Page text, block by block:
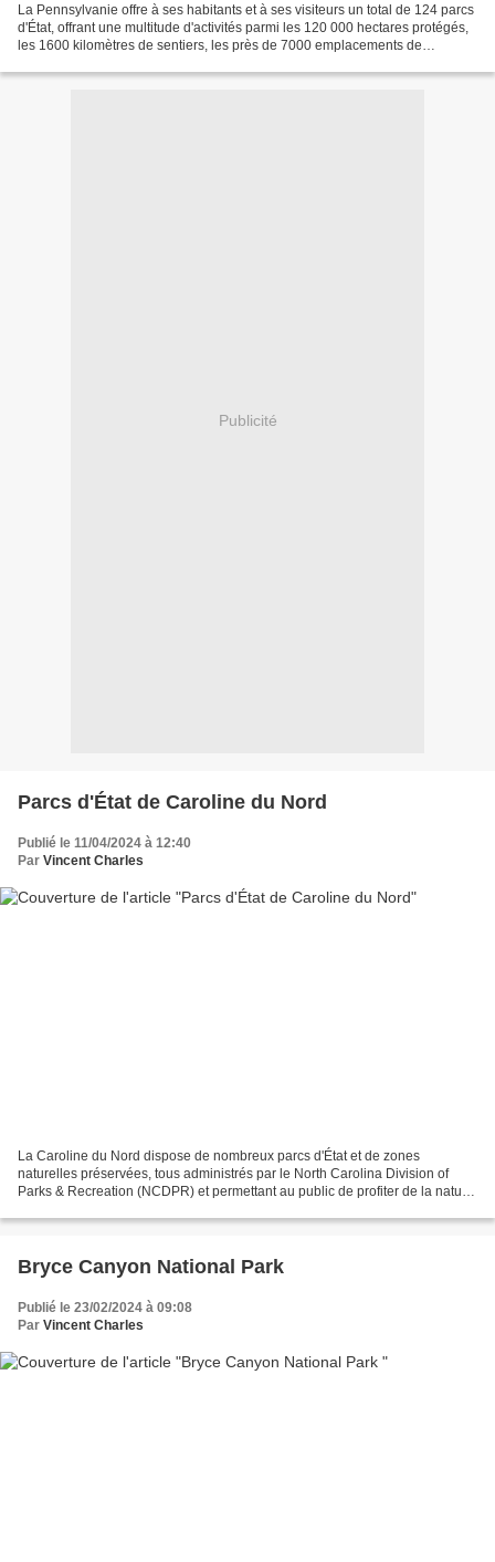
La Pennsylvanie offre à ses habitants et à ses visiteurs un total de 124 parcs
d'État, offrant une multitude d'activités parmi les 120 000 hectares protégés,
les 1600 kilomètres de sentiers, les près de 7000 emplacements de
Publicité
Parcs d'État de Caroline du Nord
Publié le 11/04/2024 à 12:40
Par Vincent Charles
La Caroline du Nord dispose de nombreux parcs d'État et de zones
naturelles préservées, tous administrés par le North Carolina Division of
Parks & Recreation (NCDPR) et permettant au public de profiter de la nature
Bryce Canyon National Park
Publié le 23/02/2024 à 09:08
Par Vincent Charles